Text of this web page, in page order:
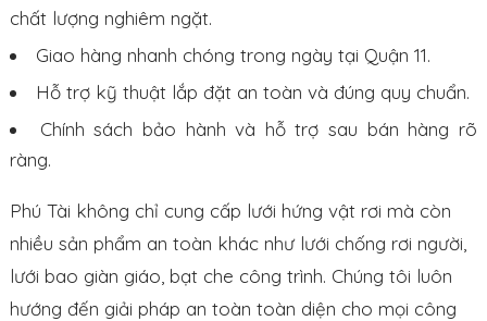
chất lượng nghiêm ngặt.
Giao hàng nhanh chóng trong ngày tại Quận 11.
Hỗ trợ kỹ thuật lắp đặt an toàn và đúng quy chuẩn.
Chính sách bảo hành và hỗ trợ sau bán hàng rõ
ràng.
Phú Tài không chỉ cung cấp lưới hứng vật rơi mà còn
nhiều sản phẩm an toàn khác như lưới chống rơi người,
lưới bao giàn giáo, bạt che công trình. Chúng tôi luôn
hướng đến giải pháp an toàn toàn diện cho mọi công